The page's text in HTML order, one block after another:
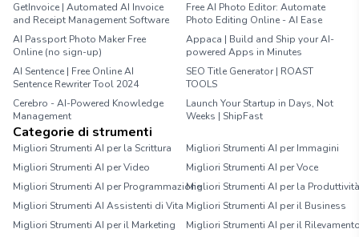
GetInvoice | Automated AI Invoice
and Receipt Management Software
Free AI Photo Editor: Automate
Photo Editing Online - AI Ease
AI Passport Photo Maker Free
Online (no sign-up)
Appaca | Build and Ship your AI-
powered Apps in Minutes
AI Sentence | Free Online AI
Sentence Rewriter Tool 2024
SEO Title Generator | ROAST
TOOLS
Cerebro - AI-Powered Knowledge
Management
Launch Your Startup in Days, Not
Weeks | ShipFast
Categorie di strumenti
Migliori Strumenti AI per la Scrittura
Migliori Strumenti AI per Immagini
Migliori Strumenti AI per Video
Migliori Strumenti AI per Voce
Migliori Strumenti AI per ProgrammazioneMigliori Strumenti AI per la Produttività
Migliori Strumenti AI Assistenti di Vita Migliori Strumenti AI per il Business
Migliori Strumenti AI per il Marketing
Migliori Strumenti AI per il